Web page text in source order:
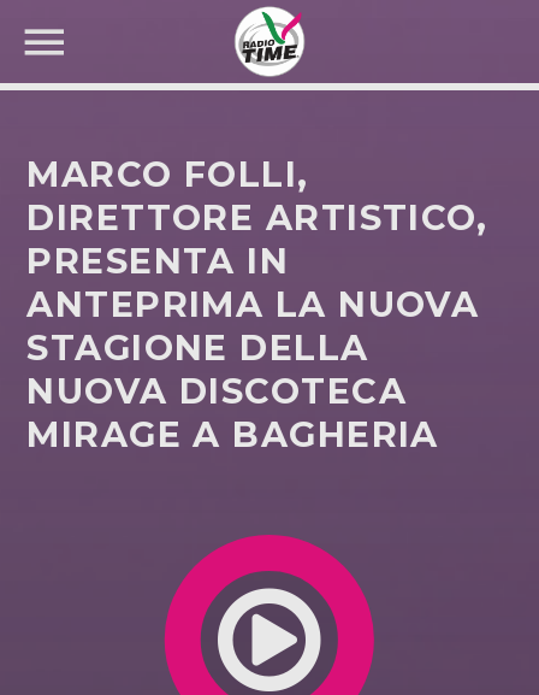
CERCA NEL SITO WEB:
MARCO FOLLI,
DIRETTORE ARTISTICO,
PRESENTA IN
ANTEPRIMA LA NUOVA
STAGIONE DELLA
NUOVA DISCOTECA
MIRAGE A BAGHERIA